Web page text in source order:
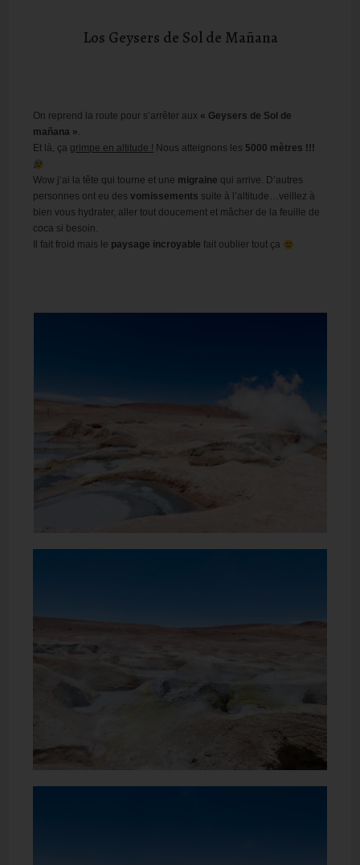
Los Geysers de Sol de Mañana
On reprend la route pour s’arrêter aux « Geysers de Sol de
mañana ».
Et là, ça grimpe en altitude ! Nous atteignons les 5000 mètres !!!
Wow j’ai la tête qui tourne et une migraine qui arrive. D’autres
personnes ont eu desvomissements suite à l’altitude…veillez à
bien vous hydrater, aller tout doucement et mâcher de la feuille de
coca si besoin.
Il fait froid mais le paysage incroyable fait oublier tout ça